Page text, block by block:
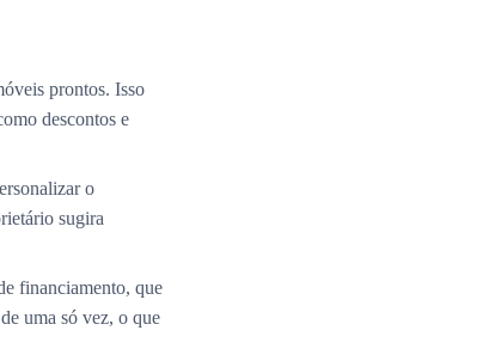
prontos. Isso
descontos e
o
sugira
financiamento, que
uma só vez, o que